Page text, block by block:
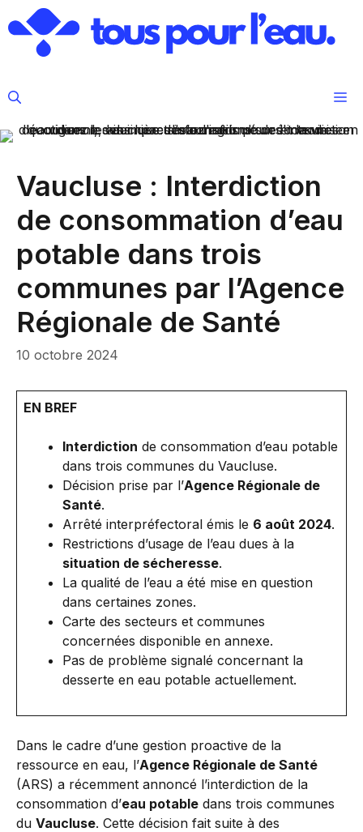
au
contenu
Vaucluse : Interdiction
de consommation d’eau
potable dans trois
communes par l’Agence
Régionale de Santé
10 octobre 2024
EN BREF
Interdiction de consommation d’eau potable
dans trois communes du Vaucluse.
Décision prise par l’Agence Régionale de
Santé.
Arrêté interpréfectoral émis le 6 août 2024.
Restrictions d’usage de l’eau dues à la
situation de sécheresse.
La qualité de l’eau a été mise en question
dans certaines zones.
Carte des secteurs et communes
concernées disponible en annexe.
Pas de problème signalé concernant la
desserte en eau potable actuellement.
Dans le cadre d’une gestion proactive de la
ressource en eau, l’Agence Régionale de Santé
(ARS) a récemment annoncé l’interdiction de la
consommation d’eau potable dans trois communes
du Vaucluse. Cette décision fait suite à des